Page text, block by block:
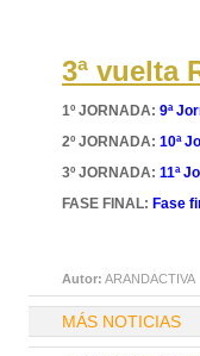
3ª vuelta
1º JORNADA: 9ª
2º JORNADA: 10ª
3º JORNADA: 11ª
FASE FINAL: Fase
Autor: ARANDACTIVA
MÁS NOTICIAS